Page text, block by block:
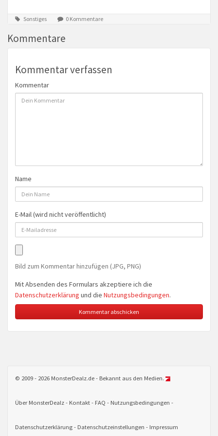
Sonstiges 0 Kommentare
Kommentare
Kommentar verfassen
Kommentar
Name
E-Mail (wird nicht veröffentlicht)
Bild zum Kommentar hinzufügen (JPG, PNG)
Mit Absenden des Formulars akzeptiere ich die
Datenschutzerklärung und die Nutzungsbedingungen.
© 2009 - 2026 MonsterDealz.de - Bekannt aus den Medien.
Über MonsterDealz Kontakt FAQ Nutzungsbedingungen
Datenschutzerklärung Datenschutzeinstellungen Impressum